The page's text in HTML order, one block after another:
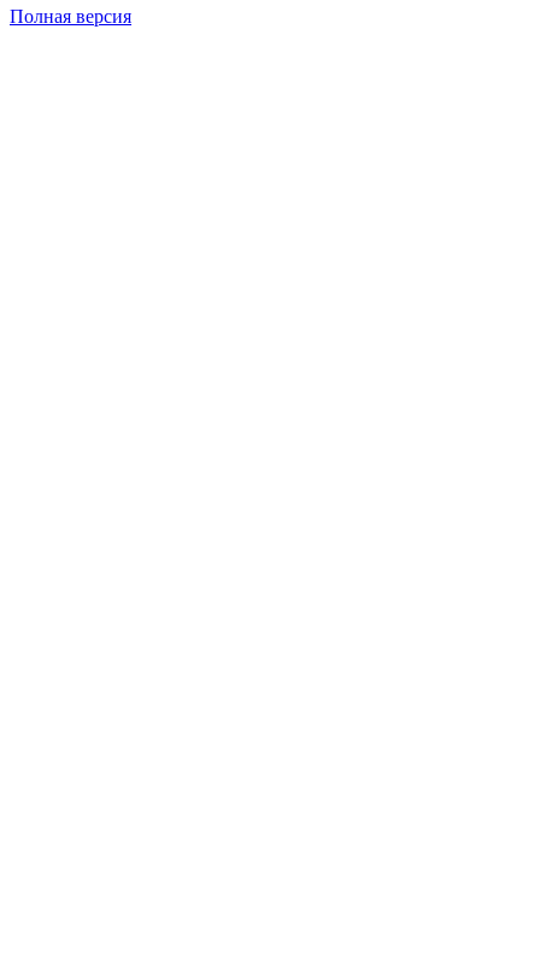
Полная версия